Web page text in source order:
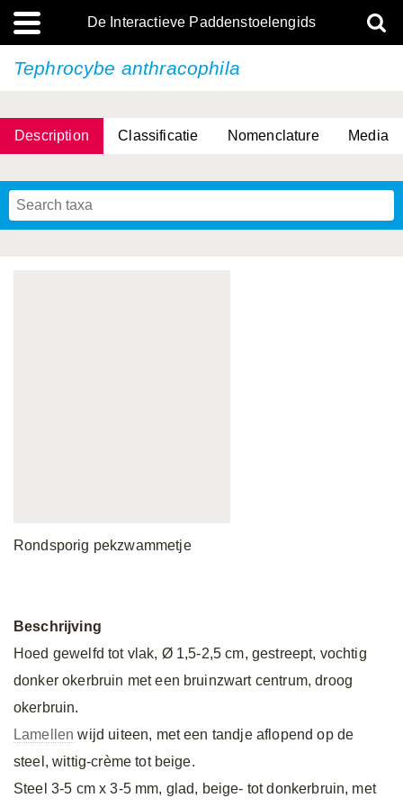
De Interactieve Paddenstoelengids
Tephrocybe anthracophila
Description Classificatie Nomenclature Media
Rondsporig pekzwammetje
Beschrijving
Hoed gewelfd tot vlak, Ø 1,5-2,5 cm, gestreept, vochtig
donker okerbruin met een bruinzwart centrum, droog
okerbruin.
Lamellen wijd uiteen, met een tandje aflopend op de
steel, wittig-crème tot beige.
Steel 3-5 cm x 3-5 mm, glad, beige- tot donkerbruin, met